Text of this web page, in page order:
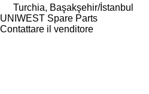
Turchia, Başakşehir/İstanbul
UNIWEST Spare Parts
Contattare il venditore